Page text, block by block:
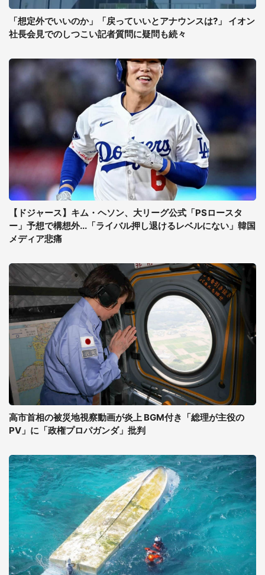
「想定外でいいのか」「戻っていいとアナウンスは?」 イオン
社長会見でのしつこい記者質問に疑問も続々
【ドジャース】キム・ヘソン、大リーグ公式「PSロースタ
ー」予想で構想外...「ライバル押し退けるレベルにない」韓国
メディア悲痛
高市首相の被災地視察動画が炎上 BGM付き「総理が主役の
PV」に「政権プロパガンダ」批判